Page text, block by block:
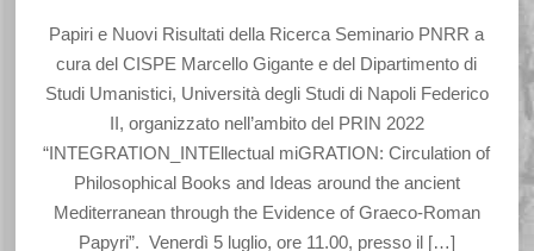
Papiri e Nuovi Risultati della Ricerca Seminario PNRR a
cura del CISPE Marcello Gigante e del Dipartimento di
Studi Umanistici, Università degli Studi di Napoli Federico
II, organizzato nell’ambito del PRIN 2022
“INTEGRATION_INTEllectual miGRATION: Circulation of
Philosophical Books and Ideas around the ancient
Mediterranean through the Evidence of Graeco-Roman
Papyri”. Venerdì 5 luglio, ore 11.00, presso il […]